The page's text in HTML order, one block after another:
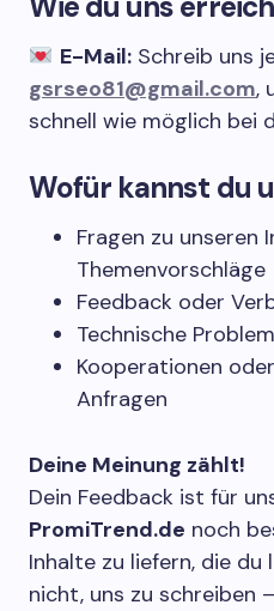
E-Mail:Schreib uns
gsrseo81@gmail.com,
schnell wie möglich bei
Wofür kannst du
Fragen zu unseren
Themenvorschläge
Feedback oder
Technische
Kooperationen
Anfragen
Deine Meinung zählt!
Dein Feedback ist für
PromiTrend.de noch
Inhalte zu liefern, die du
nicht, uns zu schreiben